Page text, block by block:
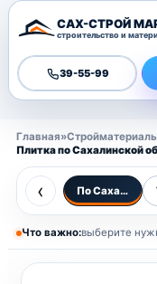
САХ-СТРОЙ
строительство и
39-55-99
Главная»
Плитка по Сахалинской
‹ По
Что важно:выберите